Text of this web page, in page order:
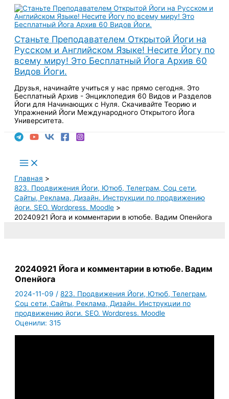
Перейти
содержимому
Станьте Преподавателем Открытой Йоги на
Русском и Английском Языке! Несите Йогу по
всему миру! Это Бесплатный Йога Архив 60
Видов Йоги.
Друзья, начинайте учиться у нас прямо сегодня. Это
Бесплатный Архив - Энциклопедия 60 Видов и Разделов
Йоги для Начинающих с Нуля. Скачивайте Теорию и
Упражнений Йоги Международного Открытого Йога
Университета.
Main
Menu
Главная
823. Продвижения Йоги, Ютюб, Телеграм, Соц сети,
Сайты, Реклама, Дизайн. Инструкции по продвижению
йоги. SEO. Wordpress. Moodle
20240921 Йога и комментарии в ютюбе. Вадим Опенйога
20240921 Йога и комментарии в ютюбе. Вадим
Опенйога
2024-11-09/823. Продвижения Йоги, Ютюб, Телеграм,
Соц сети, Сайты, Реклама, Дизайн. Инструкции по
продвижению йоги. SEO. Wordpress. Moodle
Оценили: 315